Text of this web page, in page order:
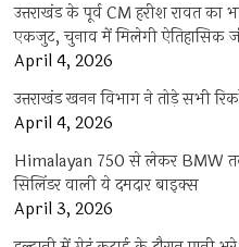
उत्तराखंड के पूर्व CM हरीश रावत का
एकजुट, चुनाव में मिलेगी ऐतिहासिक
April 4, 2026
उत्तराखंड खनन विभाग ने तोड़े सभी
April 4, 2026
Himalayan 750 से लेकर BMW
सिलिंडर वाली ये दमदार बाइक्स
April 3, 2026